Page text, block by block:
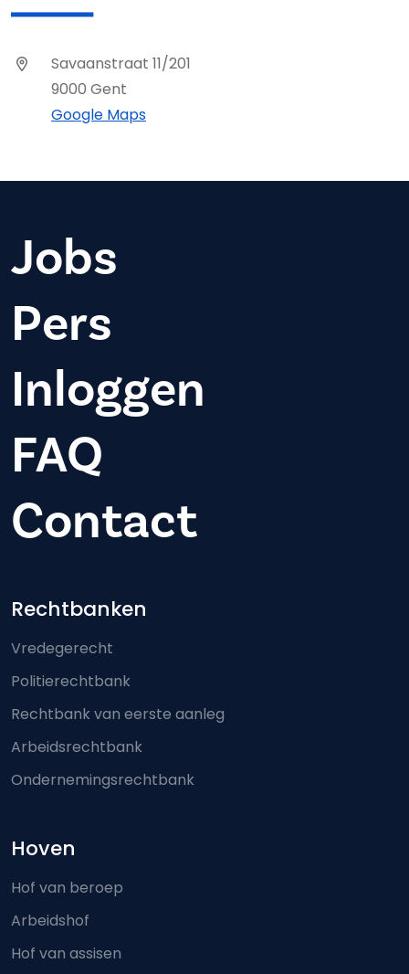
Savaanstraat 11/201
9000 Gent
Google Maps
Jobs
Pers
Inloggen
FAQ
Contact
Footer-menu
Rechtbanken
Vredegerecht
Politierechtbank
Rechtbank van eerste aanleg
Arbeidsrechtbank
Ondernemingsrechtbank
Hoven
Hof van beroep
Arbeidshof
Hof van assisen